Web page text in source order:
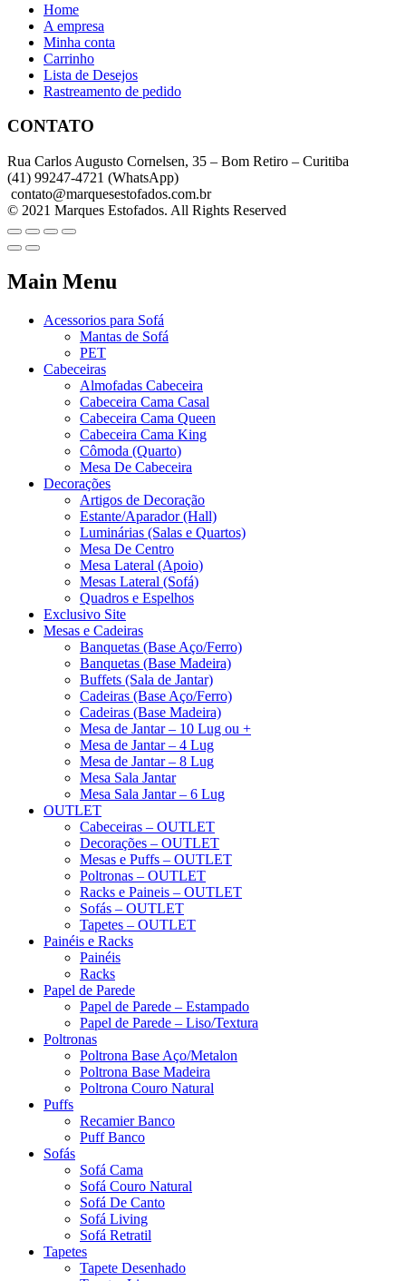
Home
A empresa
Minha conta
Carrinho
Lista de Desejos
Rastreamento de pedido
CONTATO
Rua Carlos Augusto Cornelsen, 35 – Bom Retiro – Curitiba
(41) 99247-4721 (WhatsApp)
contato@marquesestofados.com.br
© 2021 Marques Estofados. All Rights Reserved
Main Menu
Acessorios para Sofá
Mantas de Sofá
PET
Cabeceiras
Almofadas Cabeceira
Cabeceira Cama Casal
Cabeceira Cama Queen
Cabeceira Cama King
Cômoda (Quarto)
Mesa De Cabeceira
Decorações
Artigos de Decoração
Estante/Aparador (Hall)
Luminárias (Salas e Quartos)
Mesa De Centro
Mesa Lateral (Apoio)
Mesas Lateral (Sofá)
Quadros e Espelhos
Exclusivo Site
Mesas e Cadeiras
Banquetas (Base Aço/Ferro)
Banquetas (Base Madeira)
Buffets (Sala de Jantar)
Cadeiras (Base Aço/Ferro)
Cadeiras (Base Madeira)
Mesa de Jantar – 10 Lug ou +
Mesa de Jantar – 4 Lug
Mesa de Jantar – 8 Lug
Mesa Sala Jantar
Mesa Sala Jantar – 6 Lug
OUTLET
Cabeceiras – OUTLET
Decorações – OUTLET
Mesas e Puffs – OUTLET
Poltronas – OUTLET
Racks e Paineis – OUTLET
Sofás – OUTLET
Tapetes – OUTLET
Painéis e Racks
Painéis
Racks
Papel de Parede
Papel de Parede – Estampado
Papel de Parede – Liso/Textura
Poltronas
Poltrona Base Aço/Metalon
Poltrona Base Madeira
Poltrona Couro Natural
Puffs
Recamier Banco
Puff Banco
Sofás
Sofá Cama
Sofá Couro Natural
Sofá De Canto
Sofá Living
Sofá Retratil
Tapetes
Tapete Desenhado